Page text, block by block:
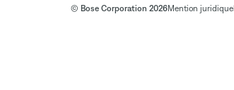
© Bose Corporation 2026Mention juridique